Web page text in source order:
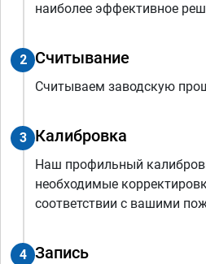
наиболее эффективное
2 Считывание
Считываем заводскую
3 Калибровка
Наш профильный
необходимые
соответствии с вашими
4 Запись